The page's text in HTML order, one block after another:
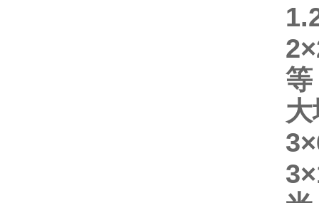
2×
等
3×
3×